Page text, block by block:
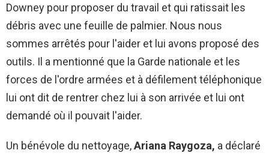
Downey pour proposer du travail et qui ratissait les
débris avec une feuille de palmier. Nous nous
sommes arrêtés pour l'aider et lui avons proposé des
outils. Il a mentionné que la Garde nationale et les
forces de l'ordre armées et à défilement téléphonique
lui ont dit de rentrer chez lui à son arrivée et lui ont
demandé où il pouvait l'aider.
Un bénévole du nettoyage,Ariana Raygoza, a déclaré